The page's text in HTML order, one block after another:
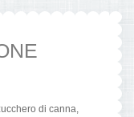
di canna,